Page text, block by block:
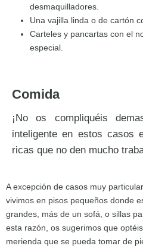
desmaquilladores.
Una vajilla linda o de cartón
Carteles y pancartas con el
especial.
Comida
¡No os compliquéis
inteligente en estos casos
ricas que no den mucho
A excepción de casos muy
vivimos en pisos pequeños donde
grandes, más de un sofá, o sillas
esta razón, os sugerimos que
merienda que se pueda tomar de